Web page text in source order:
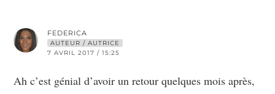
FEDERICA
AUTEUR / AUTRICE
7 AVRIL 2017 / 15:25
Ah c’est génial d’avoir un retour quelques mois après,